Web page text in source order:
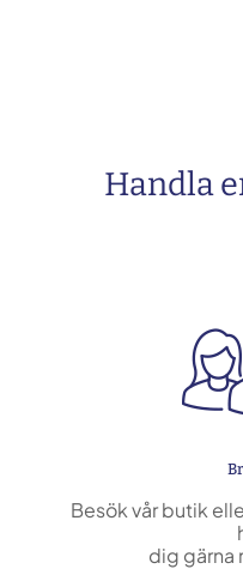
Handla
Besök vår butik
dig gärna